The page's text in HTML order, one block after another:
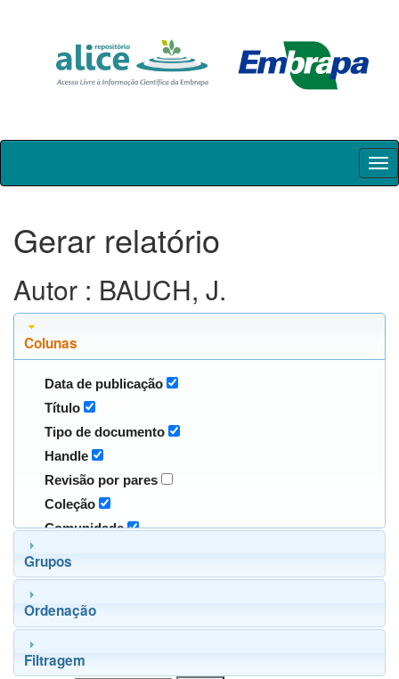
Skip
Gerar relatório
Autor : BAUCH, J.
Colunas
Data de publicação
Título
Tipo de documento
Handle
Revisão por pares
Coleção
Comunidade
Grupos
Ordenação
Filtragem